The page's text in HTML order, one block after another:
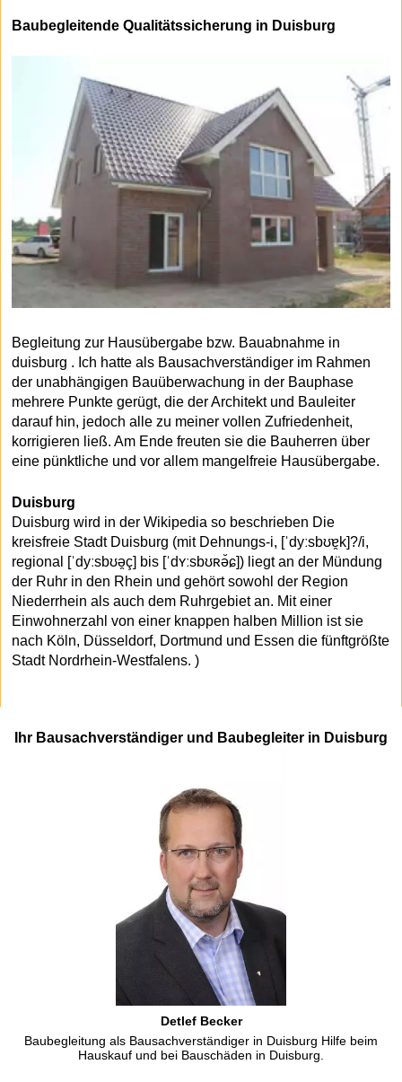
Ihr Bausachverständiger und Baubegleiter in Duisburg
Detlef Becker
Baubegleitung als Bausachverständiger in Duisburg Hilfe beim
Hauskauf und bei Bauschäden in Duisburg.
Baubegleitende Qualitätssicherung in Duisburg
Begleitung zur Hausübergabe bzw. Bauabnahme in
duisburg . Ich hatte als Bausachverständiger im Rahmen
der unabhängigen Bauüberwachung in der Bauphase
mehrere Punkte gerügt, die der Architekt und Bauleiter
darauf hin, jedoch alle zu meiner vollen Zufriedenheit,
korrigieren ließ. Am Ende freuten sie die Bauherren über
eine pünktliche und vor allem mangelfreie Hausübergabe.
Duisburg
Duisburg wird in der Wikipedia so beschrieben Die
kreisfreie Stadt Duisburg (mit Dehnungs-i, [ˈdyːsbʊɐ̯k]?/i,
regional [ˈdyːsbʊə̯ç] bis [ˈdʏːsbʊʀə̆ɕ]) liegt an der Mündung
der Ruhr in den Rhein und gehört sowohl der Region
Niederrhein als auch dem Ruhrgebiet an. Mit einer
Einwohnerzahl von einer knappen halben Million ist sie
nach Köln, Düsseldorf, Dortmund und Essen die fünftgrößte
Stadt Nordrhein-Westfalens. )